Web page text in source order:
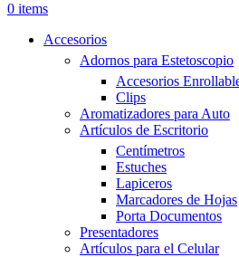
0 items
Accesorios
Adornos para Estetoscopio
Accesorios
Clips
Aromatizadores para Auto
Artículos de Escritorio
Centímetros
Estuches
Lapiceros
Marcadores de Hojas
Porta Documentos
Presentadores
Artículos para el Celular